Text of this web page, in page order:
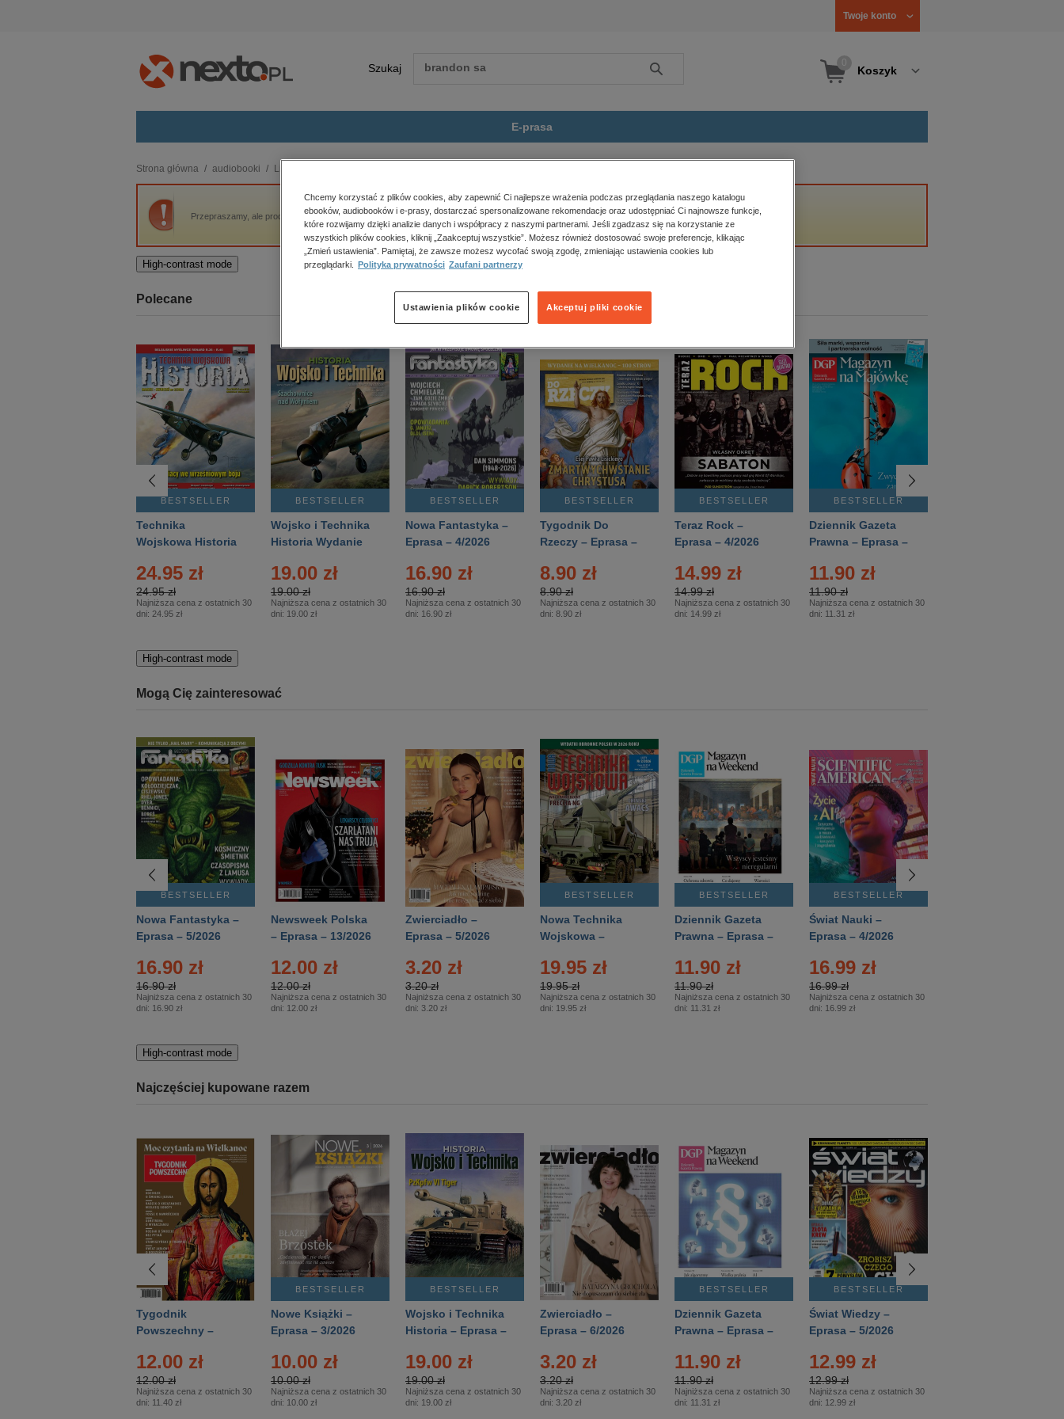
Twoje konto
Szukaj Szukaj Koszyk
E-prasa
budownictwo, aranżacja wnętrz
biznesowe, branżowe, gospodarka
darmowe wydania
edukacja
kobiece, lifestyle, kultura
polityka, społeczno-informacyjne
psychologiczne
inne
popularno-naukowe
historia
zdrowie
religie
Strona główna audiobooki Literatura piękna, beletrystyka
Przepraszamy, ale produkt „Śmierć pięknych saren” nie jest dostępny.
High-contrast mode
Polecane
BESTSELLER
Technika
Wojskowa Historia
24.95 zł
24.95 zł
Najniższa cena z ostatnich 30
dni: 24.95 zł
BESTSELLER
Wojsko i Technika
Historia Wydanie
– 2/2026
19.00 zł
19.00 zł
Najniższa cena z ostatnich 30
dni: 19.00 zł
BESTSELLER
Nowa Fantastyka –
Eprasa – 4/2026
16.90 zł
16.90 zł
Najniższa cena z ostatnich 30
dni: 16.90 zł
BESTSELLER
Tygodnik Do
Rzeczy – Eprasa –
8.90 zł
8.90 zł
Najniższa cena z ostatnich 30
dni: 8.90 zł
BESTSELLER
Teraz Rock –
Eprasa – 4/2026
14.99 zł
14.99 zł
Najniższa cena z ostatnich 30
dni: 14.99 zł
BESTSELLER
Dziennik Gazeta
Prawna – Eprasa –
11.90 zł
11.90 zł
Najniższa cena z ostatnich 30
dni: 11.31 zł
High-contrast mode
Mogą Cię zainteresować
BESTSELLER
Nowa Fantastyka –
Eprasa – 5/2026
16.90 zł
16.90 zł
Najniższa cena z ostatnich 30
dni: 16.90 zł
Newsweek Polska
– Eprasa – 13/2026
12.00 zł
12.00 zł
Najniższa cena z ostatnich 30
dni: 12.00 zł
Zwierciadło –
Eprasa – 5/2026
3.20 zł
3.20 zł
Najniższa cena z ostatnich 30
dni: 3.20 zł
BESTSELLER
Nowa Technika
Wojskowa –
19.95 zł
19.95 zł
Najniższa cena z ostatnich 30
dni: 19.95 zł
BESTSELLER
Dziennik Gazeta
Prawna – Eprasa –
11.90 zł
11.90 zł
Najniższa cena z ostatnich 30
dni: 11.31 zł
BESTSELLER
Świat Nauki –
Eprasa – 4/2026
16.99 zł
16.99 zł
Najniższa cena z ostatnich 30
dni: 16.99 zł
High-contrast mode
Najczęściej kupowane razem
Tygodnik
Powszechny –
12.00 zł
12.00 zł
Najniższa cena z ostatnich 30
dni: 11.40 zł
BESTSELLER
Nowe Książki –
Eprasa – 3/2026
10.00 zł
10.00 zł
Najniższa cena z ostatnich 30
dni: 10.00 zł
BESTSELLER
Wojsko i Technika
Historia – Eprasa –
19.00 zł
19.00 zł
Najniższa cena z ostatnich 30
dni: 19.00 zł
Zwierciadło –
Eprasa – 6/2026
3.20 zł
3.20 zł
Najniższa cena z ostatnich 30
dni: 3.20 zł
BESTSELLER
Dziennik Gazeta
Prawna – Eprasa –
11.90 zł
11.90 zł
Najniższa cena z ostatnich 30
dni: 11.31 zł
BESTSELLER
Świat Wiedzy –
Eprasa – 5/2026
12.99 zł
12.99 zł
Najniższa cena z ostatnich 30
dni: 12.99 zł
Chcemy korzystać z plików cookies, aby zapewnić Ci najlepsze wrażenia podczas przeglądania naszego katalogu
ebooków, audiobooków i e-prasy, dostarczać spersonalizowane rekomendacje oraz udostępniać Ci najnowsze funkcje,
które rozwijamy dzięki analizie danych i współpracy z naszymi partnerami. Jeśli zgadzasz się na korzystanie ze
wszystkich plików cookies, kliknij „Zaakceptuj wszystkie”. Możesz również dostosować swoje preferencje, klikając
„Zmień ustawienia”. Pamiętaj, że zawsze możesz wycofać swoją zgodę, zmieniając ustawienia cookies lub
przeglądarki.
Polityka prywatności Zaufani partnerzy
Akceptuj pliki cookie
Ustawienia plików cookie